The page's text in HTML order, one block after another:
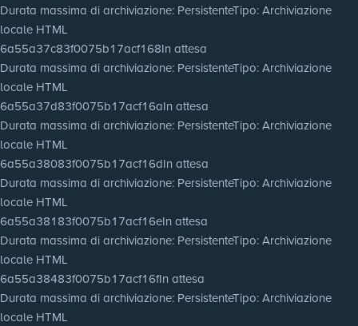
Durata massima di archiviazione: PersistenteTipo: Archiviazione
locale HTML
6a55a37c83f0075b17acf168In attesa
Durata massima di archiviazione: PersistenteTipo: Archiviazione
locale HTML
6a55a37d83f0075b17acf16aIn attesa
Durata massima di archiviazione: PersistenteTipo: Archiviazione
locale HTML
6a55a38083f0075b17acf16dIn attesa
Durata massima di archiviazione: PersistenteTipo: Archiviazione
locale HTML
6a55a38183f0075b17acf16eIn attesa
Durata massima di archiviazione: PersistenteTipo: Archiviazione
locale HTML
6a55a38483f0075b17acf16fIn attesa
Durata massima di archiviazione: PersistenteTipo: Archiviazione
locale HTML